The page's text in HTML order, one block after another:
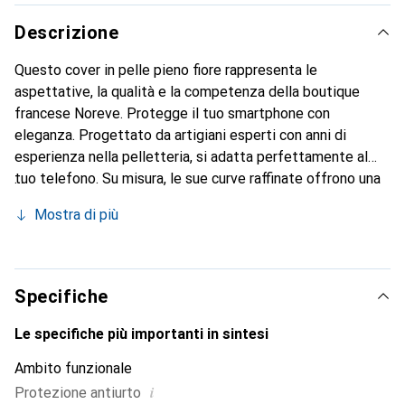
Descrizione
Questo cover in pelle pieno fiore rappresenta le
aspettative, la qualità e la competenza della boutique
francese Noreve. Protegge il tuo smartphone con
eleganza. Progettato da artigiani esperti con anni di
esperienza nella pelletteria, si adatta perfettamente al
tuo telefono. Su misura, le sue curve raffinate offrono una
indispensabile per il tuo smartphone. Il marchio Noreve è
alta qualità ed è una scelta affidabile per una clientela
esigente.
Mostra di più
Specifiche
Le specifiche più importanti in sintesi
Ambito funzionale
Protezione antiurto i